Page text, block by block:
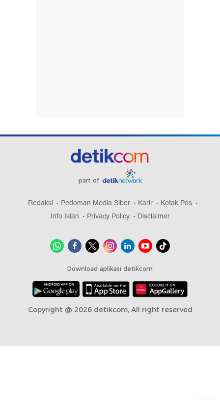
part of
Redaksi Pedoman Media Siber Karir
Kotak Pos
Info Iklan
Privacy Policy Disclaimer
Download aplikasi detikcom
Copyright @ 2026 detikcom, All right reserved